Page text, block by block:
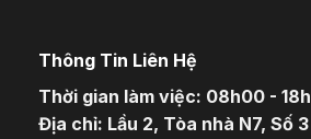
Thông Tin Liên Hệ
Thời gian làm việc: 08h00 -
Địa chỉ: Lầu 2, Tòa nhà N7, Số